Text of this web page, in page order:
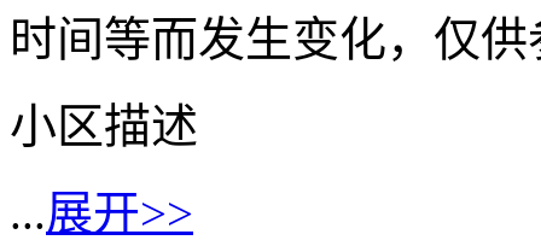
时间等而发生变化，仅
小区描述
...展开>>